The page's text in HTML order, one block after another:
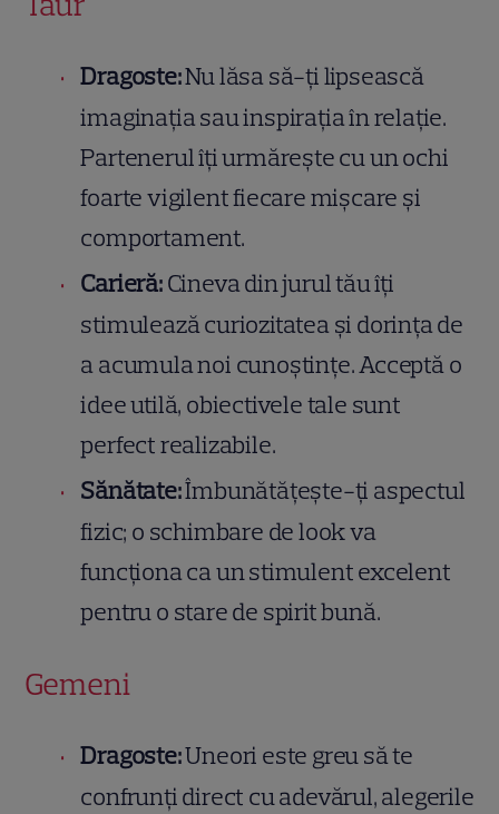
Dragoste:Nu lăsa să-ți lipsească
imaginația sau inspirația în relație.
Partenerul îți urmărește cu un ochi
foarte vigilent fiecare mișcare și
comportament.
Carieră:Cineva din jurul tău îți
stimulează curiozitatea și dorința de
a acumula noi cunoștințe. Acceptă o
idee utilă, obiectivele tale sunt
perfect realizabile.
Sănătate:Îmbunătățește-ți aspectul
fizic; o schimbare de look va
funcționa ca un stimulent excelent
pentru o stare de spirit bună.
Gemeni
Dragoste:Uneori este greu să te
confrunți direct cu adevărul, alegerile